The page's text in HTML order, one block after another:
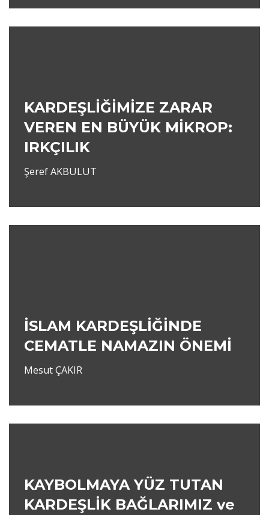
KARDEŞLİĞİMİZE ZARAR
VEREN EN BÜYÜK MİKROP:
IRKÇILIK
Şeref AKBULUT
İSLAM KARDEŞLİĞİNDE
CEMATLE NAMAZIN ÖNEMİ
Mesut ÇAKIR
KAYBOLMAYA YÜZ TUTAN
KARDEŞLİK BAĞLARIMIZ ve